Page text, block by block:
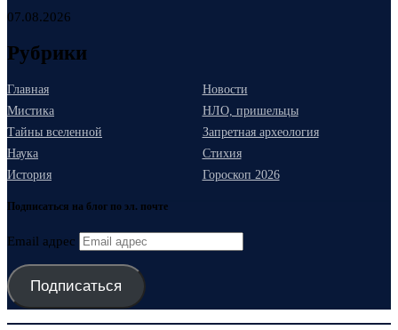
07.08.2026
Рубрики
Главная
Новости
Мистика
НЛО, пришельцы
Тайны вселенной
Запретная археология
Наука
Стихия
История
Гороскоп 2026
Подписаться на блог по эл. почте
Email адрес
Подписаться